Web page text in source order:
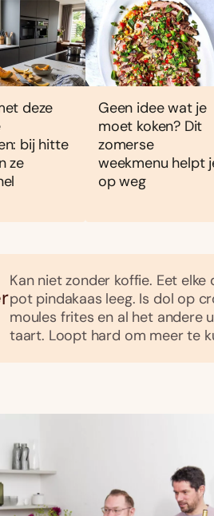
deze
bij hitte
ze
Geen idee wat je
moet koken? Dit
zomerse
weekmenu helpt
op weg
Kan niet zonder koffie. Eet
pot pindakaas leeg. Is dol op
moules frites en al het andere
taart. Loopt hard om meer te